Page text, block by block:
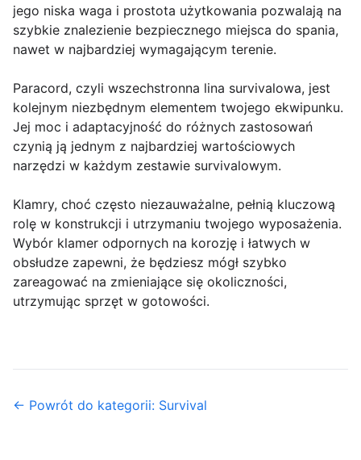
jego niska waga i prostota użytkowania pozwalają na
szybkie znalezienie bezpiecznego miejsca do spania,
nawet w najbardziej wymagającym terenie.
Paracord, czyli wszechstronna lina survivalowa, jest
kolejnym niezbędnym elementem twojego ekwipunku.
Jej moc i adaptacyjność do różnych zastosowań
czynią ją jednym z najbardziej wartościowych
narzędzi w każdym zestawie survivalowym.
Klamry, choć często niezauważalne, pełnią kluczową
rolę w konstrukcji i utrzymaniu twojego wyposażenia.
Wybór klamer odpornych na korozję i łatwych w
obsłudze zapewni, że będziesz mógł szybko
zareagować na zmieniające się okoliczności,
utrzymując sprzęt w gotowości.
← Powrót do kategorii: Survival